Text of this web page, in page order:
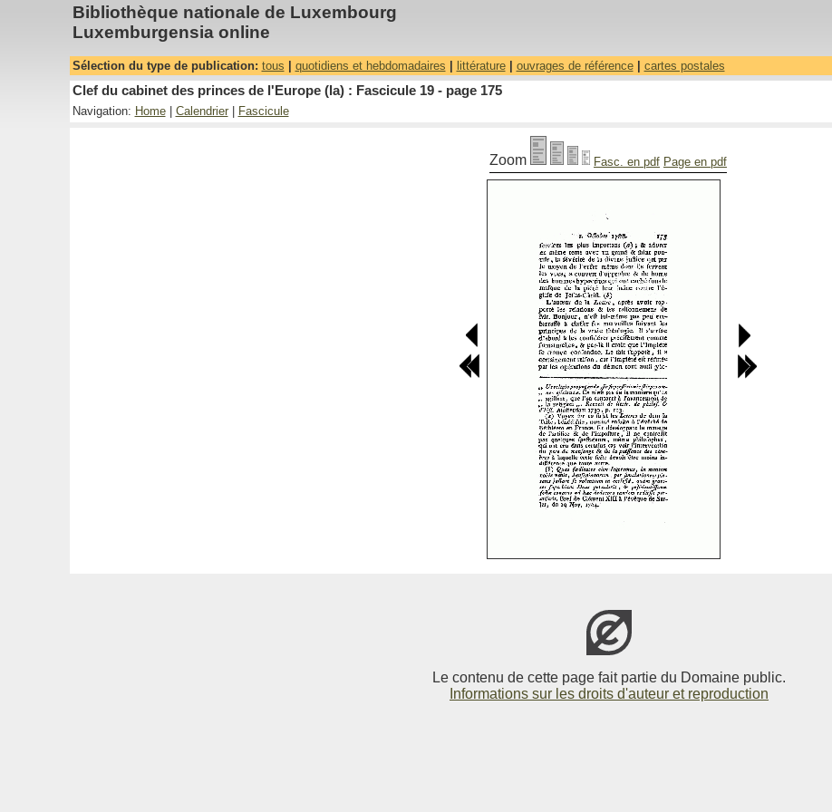
Bibliothèque nationale de Luxembourg
Luxemburgensia online
Sélection du type de publication: tous quotidiens et hebdomadaires littérature| ouvrages de référence| cartes postales
Clef du cabinet des princes de l'Europe (la) : Fascicule 19 - page 175
Navigation: Home| Calendrier| Fascicule
Zoom Fasc. en pdf Page en pdf
Le contenu de cette page fait partie du Domaine public.
Informations sur les droits d'auteur et reproduction